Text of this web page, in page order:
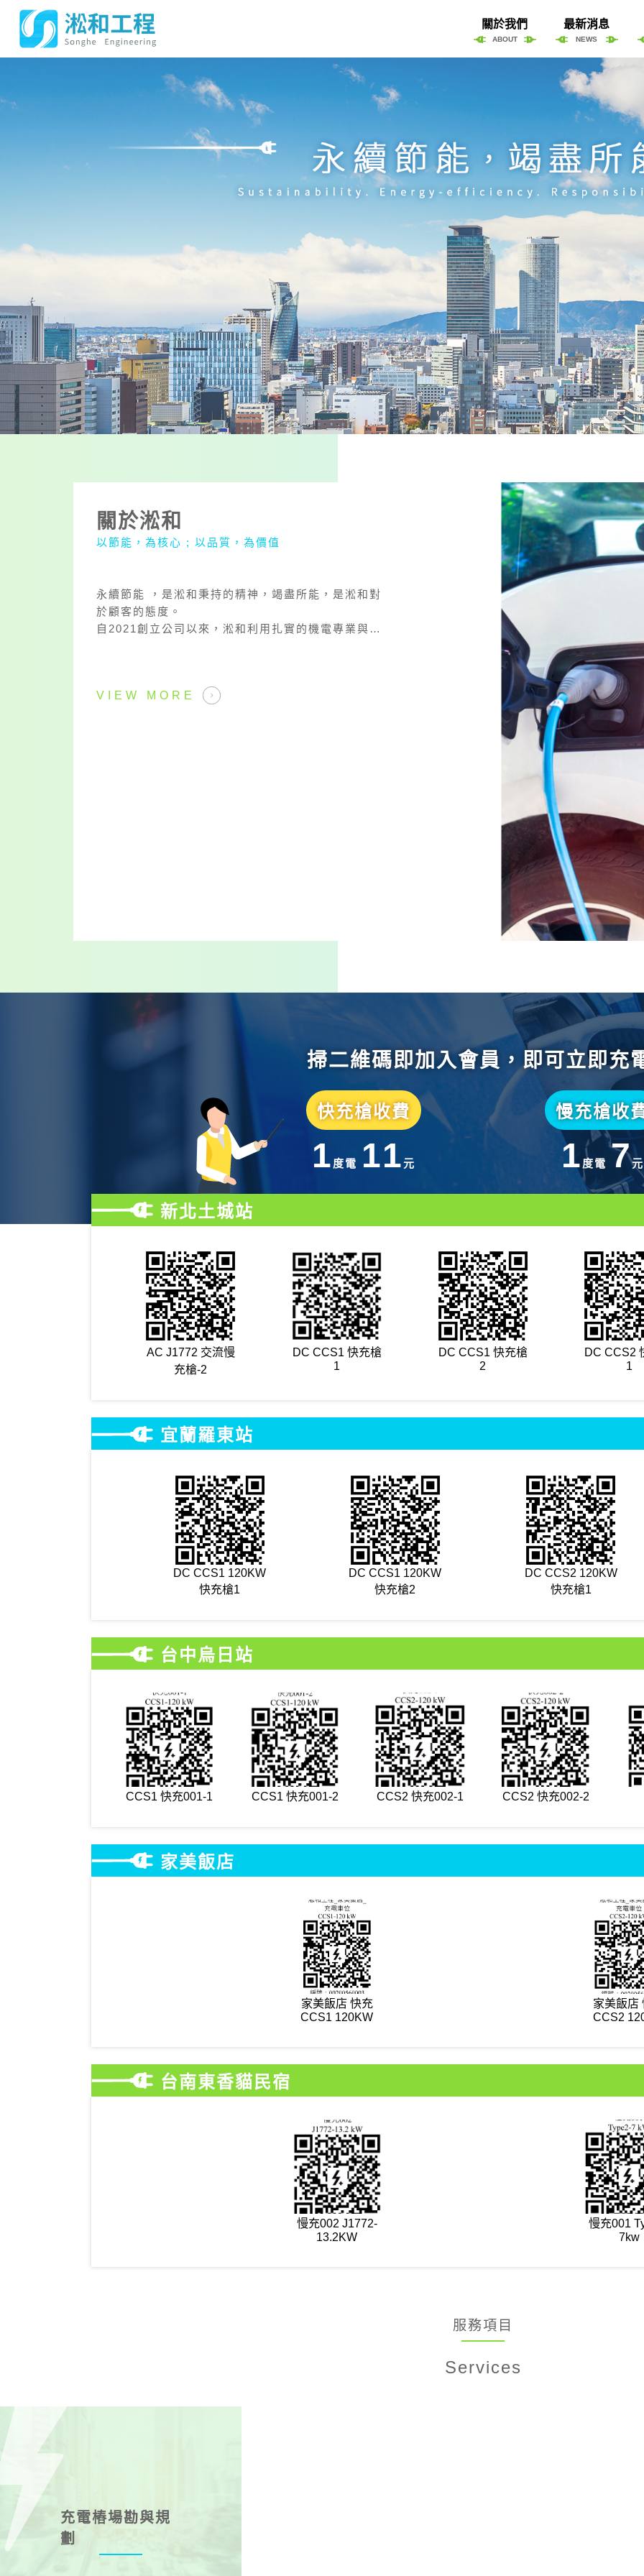
關於我們
ABOUT
最新消息
NEWS
關於淞和
以節能，為核心 ; 以品質，為價值
永續節能 ，是淞和秉持的精神，竭盡所能，是淞和對
於顧客的態度。
自2021創立公司以來，淞和利用扎實的機電專業與創
VIEW MORE
掃二維碼即加入會員，即可立即充
快充槍收費
1 度電 11元
慢充槍收
1 度電 7元
新北土城站
AC J1772 交流慢
充槍-2
DC CCS1 快充槍
1
DC CCS1 快充槍
2
DC CCS2
1
宜蘭羅東站
DC CCS1 120KW
快充槍1
DC CCS1 120KW
快充槍2
DC CCS2 120KW
快充槍1
台中烏日站
CCS1 快充001-1 CCS1 快充001-2 CCS2 快充002-1 CCS2 快充002-2
家美飯店
家美飯店 快充
CCS1 120KW
家美飯店
CCS2
台南東香貓民宿
慢充002 J1772-
13.2KW
慢充001
7kw
服務項目
Services
充電樁場勘與規
劃